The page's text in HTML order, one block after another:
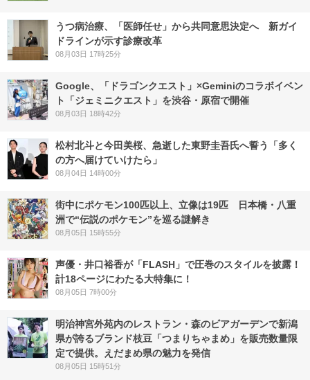
うつ病治療、「医師任せ」から共同意思決定へ 新ガイ
ドラインが示す診療改革
08月03日 17時25分
Google、「ドラゴンクエスト」×Geminiのコラボイベン
ト「ジェミニクエスト」を渋谷・原宿で開催
08月03日 18時42分
松村北斗と今田美桜、急逝した東野圭吾氏へ誓う「多く
の方へ届けていけたら」
08月04日 14時00分
街中にポケモン100匹以上、立像は19匹 日本橋・八重
洲で“伝説のポケモン”を巡る謎解き
08月05日 15時55分
声優・井口裕香が「FLASH」で圧巻のスタイルを披露！
計18ページにわたる大特集に！
08月05日 7時00分
明治神宮外苑内のレストラン・森のビアガーデンで新潟
県が誇るブランド枝豆「つまりちゃまめ」を販売数量限
定で提供。えだまめ県の魅力を発信
08月05日 15時51分